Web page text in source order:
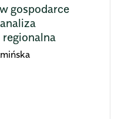
gospodarce